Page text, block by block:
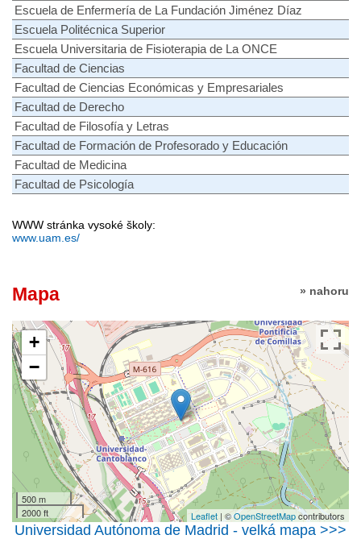
Escuela de Enfermería de La Fundación Jiménez Díaz
Escuela Politécnica Superior
Escuela Universitaria de Fisioterapia de La ONCE
Facultad de Ciencias
Facultad de Ciencias Económicas y Empresariales
Facultad de Derecho
Facultad de Filosofía y Letras
Facultad de Formación de Profesorado y Educación
Facultad de Medicina
Facultad de Psicología
WWW stránka vysoké školy:
www.uam.es/
» nahoru
Mapa
+
−
500 m
2000 ft
Leaflet | ©OpenStreetMapcontributors
Universidad Autónoma de Madrid - velká mapa >>>